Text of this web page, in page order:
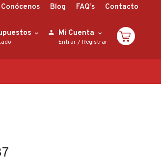
Conócenos Blog FAQ’s Contacto
Mi Cuenta
Entrar/Registrar